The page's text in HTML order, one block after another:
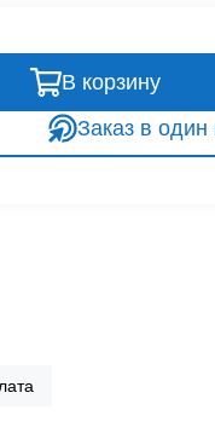
В корзину
Заказ в один